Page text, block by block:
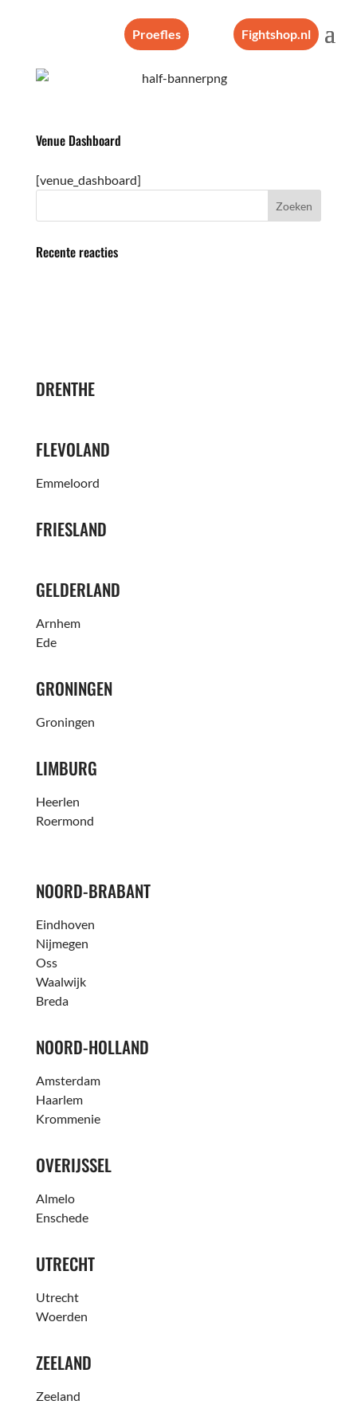
Proefles Fightshop.nl
Venue Dashboard
[venue_dashboard]
Recente reacties
DRENTHE
FLEVOLAND
Emmeloord
FRIESLAND
GELDERLAND
Arnhem
Ede
GRONINGEN
Groningen
LIMBURG
Heerlen
Roermond
NOORD-BRABANT
Eindhoven
Nijmegen
Oss
Waalwijk
Breda
NOORD-HOLLAND
Amsterdam
Haarlem
Krommenie
OVERIJSSEL
Almelo
Enschede
UTRECHT
Utrecht
Woerden
ZEELAND
Zeeland